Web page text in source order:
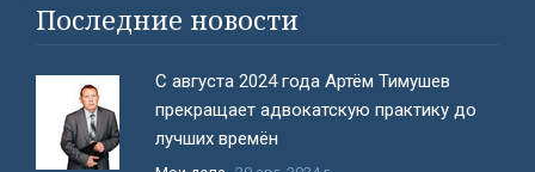
Последние новости
С августа 2024 года Артём Тимушев
прекращает адвокатскую практику до
лучших времён